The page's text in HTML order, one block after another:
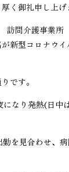
く御礼申し上げ
訪問介護事業
新型コロナウイ
です。
熱(日中はヘ
わせ、病院